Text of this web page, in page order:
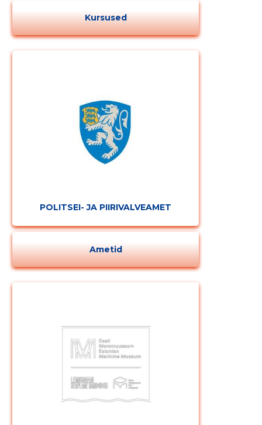
Kursused
POLITSEI- JA PIIRIVALVEAMET
Ametid